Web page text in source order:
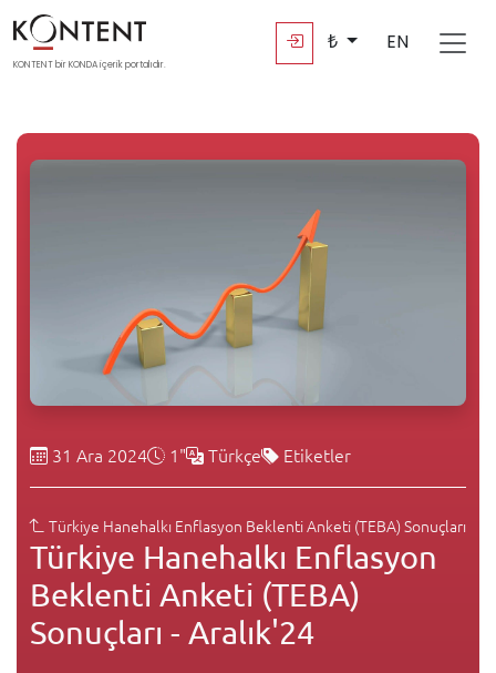
KONTENT bir KONDA içerik portalıdır.
₺ EN
31 Ara 2024 1" Türkçe Etiketler
Türkiye Hanehalkı Enflasyon Beklenti Anketi (TEBA) Sonuçları
Türkiye Hanehalkı Enflasyon
Beklenti Anketi (TEBA)
Sonuçları - Aralık'24